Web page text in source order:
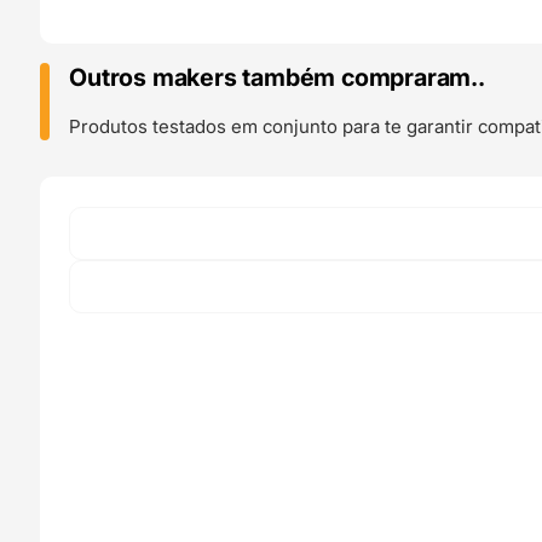
(AMOSTRA)
Lime
-
Outros makers também compraram..
Produtos testados em conjunto para te garantir